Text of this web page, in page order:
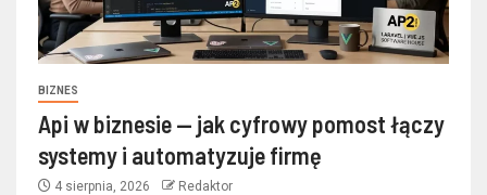
BIZNES
Api w biznesie — jak cyfrowy pomost łączy
systemy i automatyzuje firmę
4 sierpnia, 2026 Redaktor